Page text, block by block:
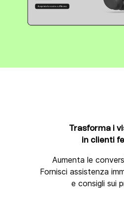
Trasforma i
in clienti
Aumenta le
Fornisci assistenza
e consigli sui